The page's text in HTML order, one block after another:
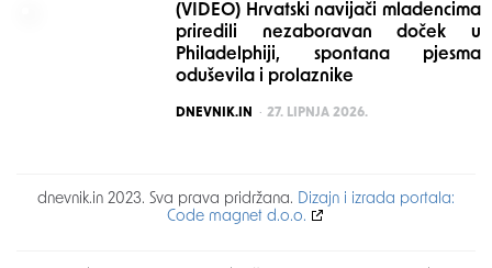
(VIDEO) Hrvatski navijači mladencima
priredili nezaboravan doček u
Philadelphiji, spontana pjesma
oduševila i prolaznike
POSTED
DNEVNIK.IN 27. LIPNJA 2026.
dnevnik.in 2023. Sva prava pridržana. Dizajn i izrada portala:
Code magnet d.o.o.